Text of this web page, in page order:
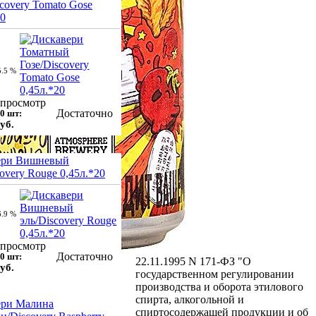
Tomato Gose
%
шт: Достаточно
Вишневый
Rouge 0,45л.*20
%
шт: Достаточно
Малина
Вакансии
Информация
Акции
Новости
Статьи
Вопрос-ответ
Заключение договора на сайте
Франшиза
Пункт самовывоза:
Московская область,
г. Долгопрудный, мкр. Хлебниково,
пр. Цветочный, д.6, стр.1
график работы:
понедельник - пятница
с 13.00- до 16.00
2022-2026 © pivokom.ru
Компания "Золотая Линия" не
нарушает Федеральный закон от
22.11.1995 N 171-ФЗ "О
государственном регулировании
производства и оборота этилового
спирта, алкогольной и
спиртосодержащей продукции и об